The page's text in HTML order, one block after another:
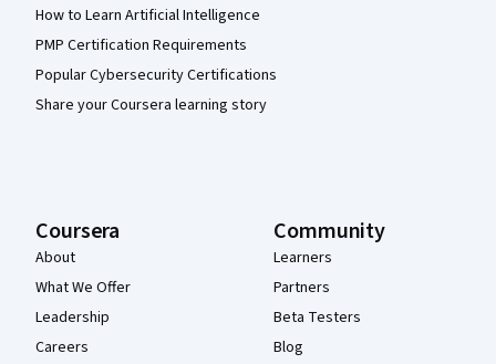
How to Learn Artificial Intelligence
PMP Certification Requirements
Popular Cybersecurity Certifications
Share your Coursera learning story
Coursera
About
What We Offer
Leadership
Careers
Community
Learners
Partners
Beta Testers
Blog